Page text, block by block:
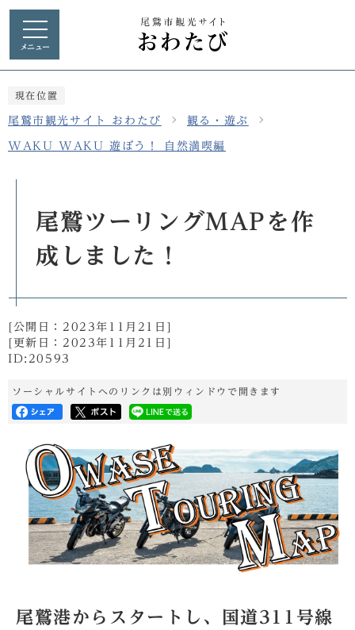
メニュー
現在位置
尾鷲市観光サイト おわたび 観る・遊ぶ
WAKU WAKU 遊ぼう！ 自然満喫編
尾鷲ツーリングMAPを作
成しました！
[公開日： 2023年11月21日 ]
[更新日： 2023年11月21日 ]
ID:20593
ソーシャルサイトへのリンクは別ウィンドウで開きます
尾鷲港からスタートし、国道311号線